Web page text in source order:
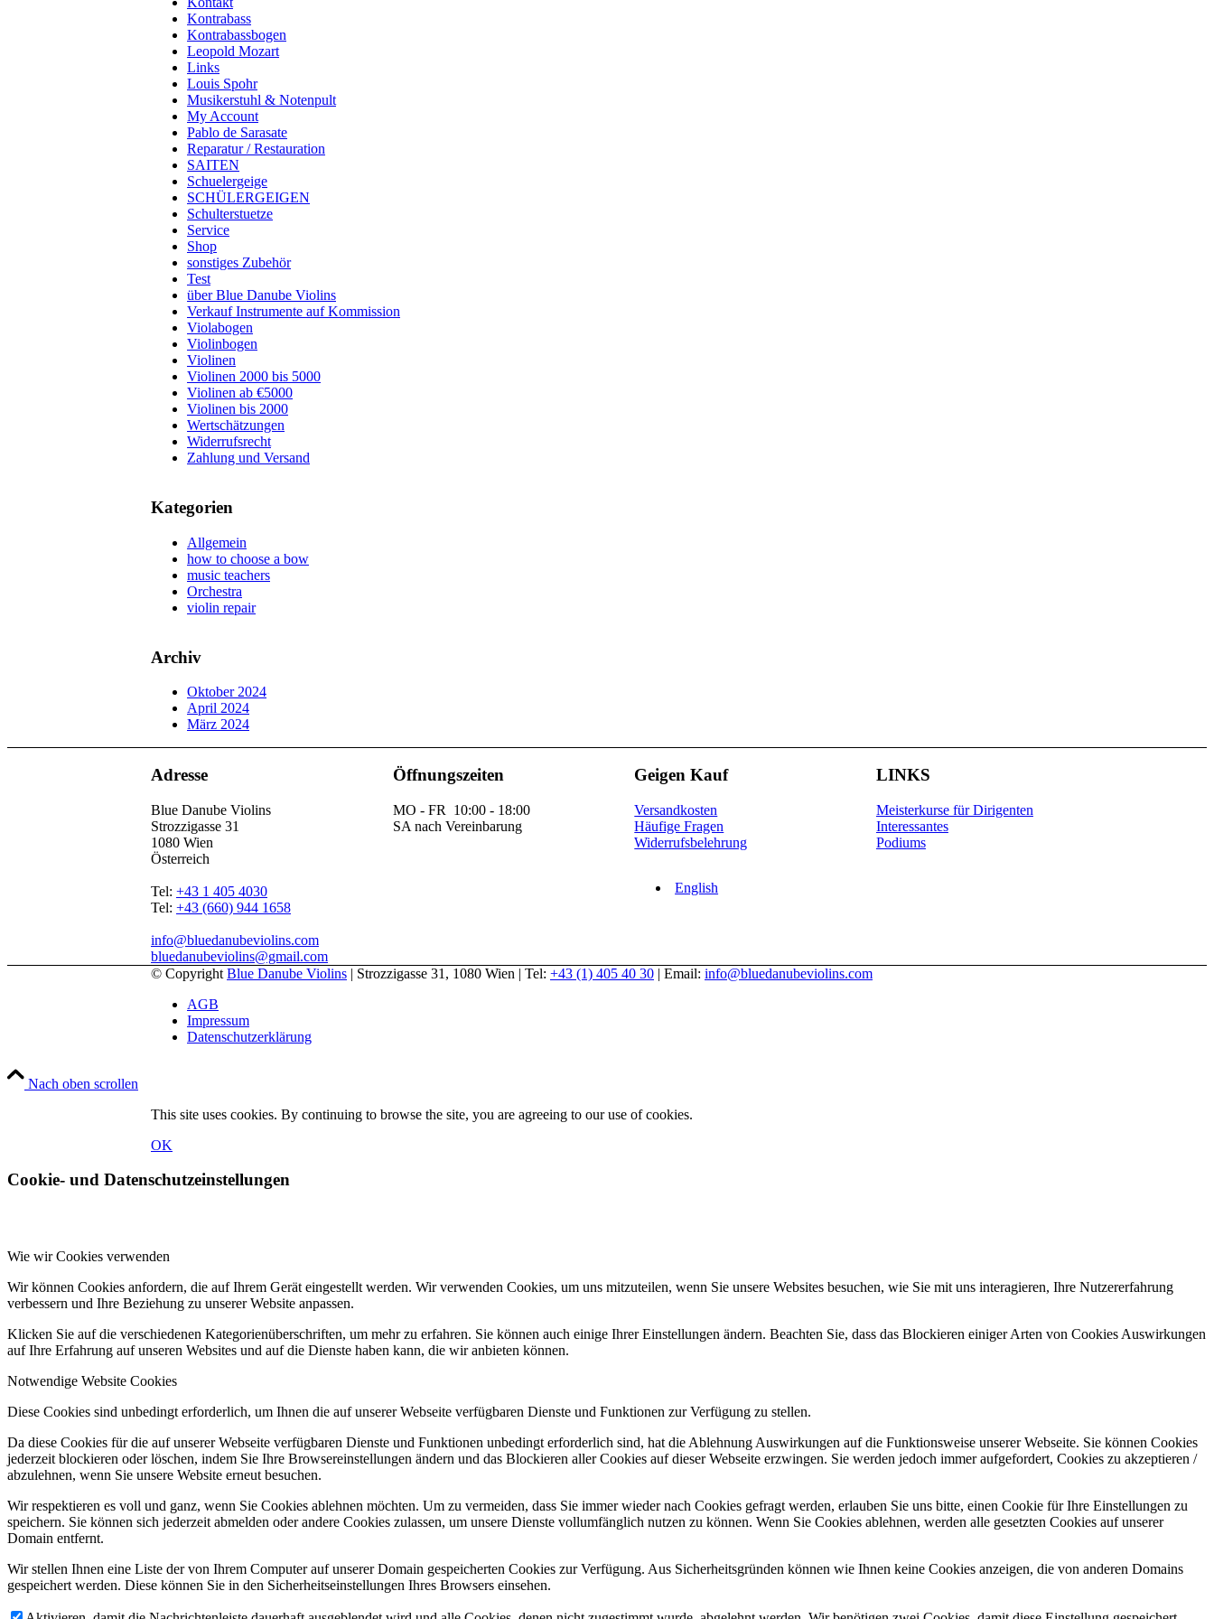
Kontrabass
Kontrabassbogen
Leopold Mozart
Links
Louis Spohr
Musikerstuhl & Notenpult
My Account
Pablo de Sarasate
Reparatur / Restauration
SAITEN
Schuelergeige
SCHÜLERGEIGEN
Schulterstuetze
Service
Shop
sonstiges Zubehör
Test
über Blue Danube Violins
Verkauf Instrumente auf Kommission
Violabogen
Violinbogen
Violinen
Violinen 2000 bis 5000
Violinen ab €5000
Violinen bis 2000
Wertschätzungen
Widerrufsrecht
Zahlung und Versand
Kategorien
Allgemein
how to choose a bow
music teachers
Orchestra
violin repair
Archiv
Oktober 2024
April 2024
März 2024
Adresse
Blue Danube Violins
Strozzigasse 31
1080 Wien
Österreich
Tel: +43 1 405 4030
Tel: +43 (660) 944 1658
info@bluedanubeviolins.com
bluedanubeviolins@gmail.com
Öffnungszeiten
MO - FR 10:00 - 18:00
SA nach Vereinbarung
Geigen Kauf
Versandkosten
Häufige Fragen
Widerrufsbelehrung
English
LINKS
Meisterkurse für Dirigenten
Interessantes
Podiums
© Copyright Blue Danube Violins | Strozzigasse 31, 1080 Wien | Tel: +43 (1) 405 40 30 | Email: info@bluedanubeviolins.com
AGB
Impressum
Datenschutzerklärung
Nach oben scrollen
This site uses cookies. By continuing to browse the site, you are agreeing to our use of cookies.
OK
Cookie- und Datenschutzeinstellungen
Wie wir Cookies verwenden
Wir können Cookies anfordern, die auf Ihrem Gerät eingestellt werden. Wir verwenden Cookies, um uns mitzuteilen, wenn Sie unsere Websites besuchen, wie Sie mit uns interagieren, Ihre Nutzererfahrung
verbessern und Ihre Beziehung zu unserer Website anpassen.
Klicken Sie auf die verschiedenen Kategorienüberschriften, um mehr zu erfahren. Sie können auch einige Ihrer Einstellungen ändern. Beachten Sie, dass das Blockieren einiger Arten von Cookies Auswirkungen
auf Ihre Erfahrung auf unseren Websites und auf die Dienste haben kann, die wir anbieten können.
Notwendige Website Cookies
Diese Cookies sind unbedingt erforderlich, um Ihnen die auf unserer Webseite verfügbaren Dienste und Funktionen zur Verfügung zu stellen.
Da diese Cookies für die auf unserer Webseite verfügbaren Dienste und Funktionen unbedingt erforderlich sind, hat die Ablehnung Auswirkungen auf die Funktionsweise unserer Webseite. Sie können Cookies
jederzeit blockieren oder löschen, indem Sie Ihre Browsereinstellungen ändern und das Blockieren aller Cookies auf dieser Webseite erzwingen. Sie werden jedoch immer aufgefordert, Cookies zu akzeptieren /
abzulehnen, wenn Sie unsere Website erneut besuchen.
Wir respektieren es voll und ganz, wenn Sie Cookies ablehnen möchten. Um zu vermeiden, dass Sie immer wieder nach Cookies gefragt werden, erlauben Sie uns bitte, einen Cookie für Ihre Einstellungen zu
speichern. Sie können sich jederzeit abmelden oder andere Cookies zulassen, um unsere Dienste vollumfänglich nutzen zu können. Wenn Sie Cookies ablehnen, werden alle gesetzten Cookies auf unserer
Domain entfernt.
Wir stellen Ihnen eine Liste der von Ihrem Computer auf unserer Domain gespeicherten Cookies zur Verfügung. Aus Sicherheitsgründen können wie Ihnen keine Cookies anzeigen, die von anderen Domains
gespeichert werden. Diese können Sie in den Sicherheitseinstellungen Ihres Browsers einsehen.